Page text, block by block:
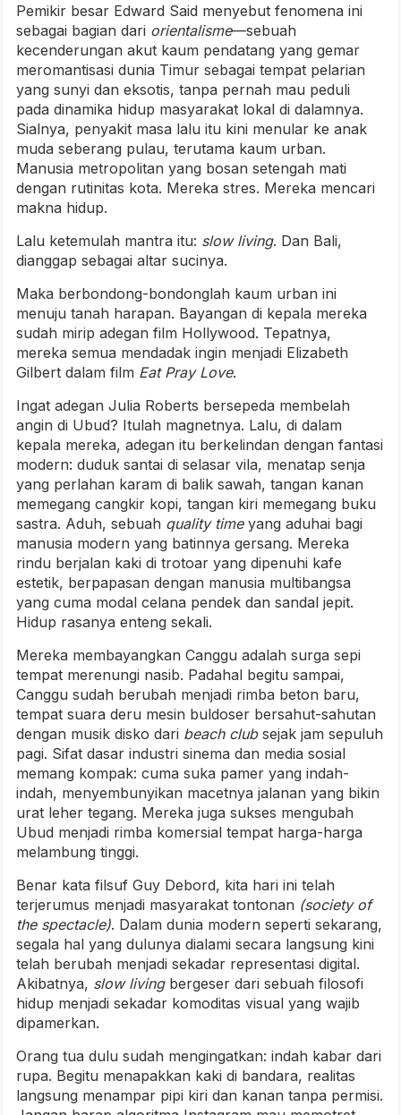
Pemikir besar Edward Said menyebut fenomena ini
sebagai bagian dari orientalisme—sebuah
kecenderungan akut kaum pendatang yang gemar
meromantisasi dunia Timur sebagai tempat pelarian
yang sunyi dan eksotis, tanpa pernah mau peduli
pada dinamika hidup masyarakat lokal di dalamnya.
Sialnya, penyakit masa lalu itu kini menular ke anak
muda seberang pulau, terutama kaum urban.
Manusia metropolitan yang bosan setengah mati
dengan rutinitas kota. Mereka stres. Mereka mencari
makna hidup.
Lalu ketemulah mantra itu: slow living. Dan Bali,
dianggap sebagai altar sucinya.
Maka berbondong-bondonglah kaum urban ini
menuju tanah harapan. Bayangan di kepala mereka
sudah mirip adegan film Hollywood. Tepatnya,
mereka semua mendadak ingin menjadi Elizabeth
Gilbert dalam film Eat Pray Love.
Ingat adegan Julia Roberts bersepeda membelah
angin di Ubud? Itulah magnetnya. Lalu, di dalam
kepala mereka, adegan itu berkelindan dengan fantasi
modern: duduk santai di selasar vila, menatap senja
yang perlahan karam di balik sawah, tangan kanan
memegang cangkir kopi, tangan kiri memegang buku
sastra. Aduh, sebuah quality time yang aduhai bagi
manusia modern yang batinnya gersang. Mereka
rindu berjalan kaki di trotoar yang dipenuhi kafe
estetik, berpapasan dengan manusia multibangsa
yang cuma modal celana pendek dan sandal jepit.
Hidup rasanya enteng sekali.
Mereka membayangkan Canggu adalah surga sepi
tempat merenungi nasib. Padahal begitu sampai,
Canggu sudah berubah menjadi rimba beton baru,
tempat suara deru mesin buldoser bersahut-sahutan
dengan musik disko dari beach clubsejak jam sepuluh
pagi. Sifat dasar industri sinema dan media sosial
memang kompak: cuma suka pamer yang indah-
indah, menyembunyikan macetnya jalanan yang bikin
urat leher tegang. Mereka juga sukses mengubah
Ubud menjadi rimba komersial tempat harga-harga
melambung tinggi.
Benar kata filsuf Guy Debord, kita hari ini telah
terjerumus menjadi masyarakat tontonan (society of
the spectacle). Dalam dunia modern seperti sekarang,
segala hal yang dulunya dialami secara langsung kini
telah berubah menjadi sekadar representasi digital.
Akibatnya, slow livingbergeser dari sebuah filosofi
hidup menjadi sekadar komoditas visual yang wajib
dipamerkan.
Orang tua dulu sudah mengingatkan: indah kabar dari
rupa. Begitu menapakkan kaki di bandara, realitas
langsung menampar pipi kiri dan kanan tanpa permisi.